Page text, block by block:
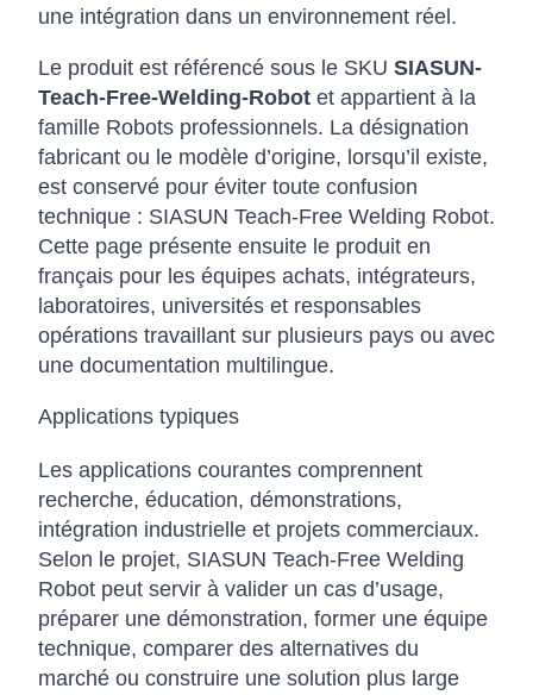
une intégration dans un environnement réel.
Le produit est référencé sous le SKU SIASUN-
Teach-Free-Welding-Robot et appartient à la
famille Robots professionnels. La désignation
fabricant ou le modèle d’origine, lorsqu’il existe,
est conservé pour éviter toute confusion
technique : SIASUN Teach-Free Welding Robot.
Cette page présente ensuite le produit en
français pour les équipes achats, intégrateurs,
laboratoires, universités et responsables
opérations travaillant sur plusieurs pays ou avec
une documentation multilingue.
Applications typiques
Les applications courantes comprennent
recherche, éducation, démonstrations,
intégration industrielle et projets commerciaux.
Selon le projet, SIASUN Teach-Free Welding
Robot peut servir à valider un cas d’usage,
préparer une démonstration, former une équipe
technique, comparer des alternatives du
marché ou construire une solution plus large